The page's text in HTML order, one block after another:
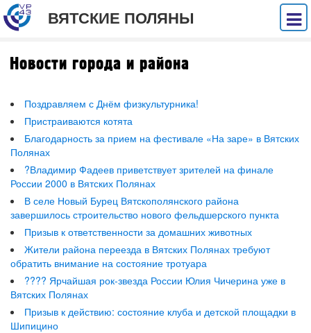
ВЯТСКИЕ ПОЛЯНЫ
Новости города и района
Поздравляем с Днём физкультурника!
Пристраиваются котята
Благодарность за прием на фестивале «На заре» в Вятских
Полянах
?Владимир Фадеев приветствует зрителей на финале
России 2000 в Вятских Полянах
В селе Новый Бурец Вятскополянского района
завершилось строительство нового фельдшерского пункта
Призыв к ответственности за домашних животных
Жители района переезда в Вятских Полянах требуют
обратить внимание на состояние тротуара
???? Ярчайшая рок-звезда России Юлия Чичерина уже в
Вятских Полянах
Призыв к действию: состояние клуба и детской площадки в
Шипицино